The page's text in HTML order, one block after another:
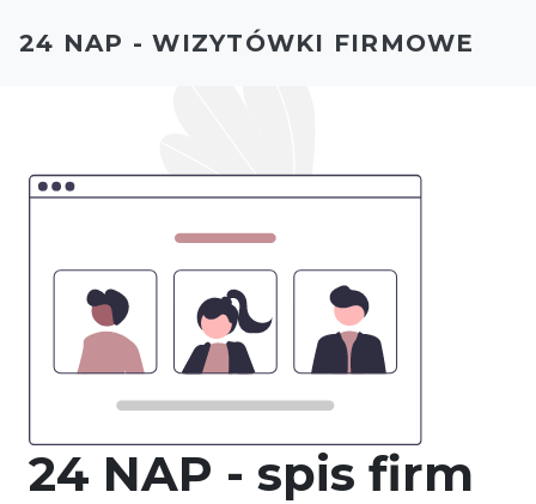
24 NAP - spis firm
24 NAP - WIZYTÓWKI FIRMOWE